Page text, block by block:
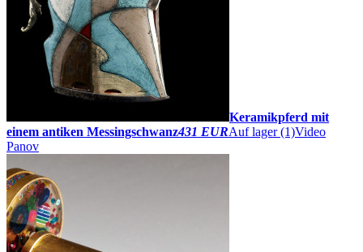
Keramikpferd mit
einem antiken Messingschwanz431 EURAuf lager (1)Video
Panov